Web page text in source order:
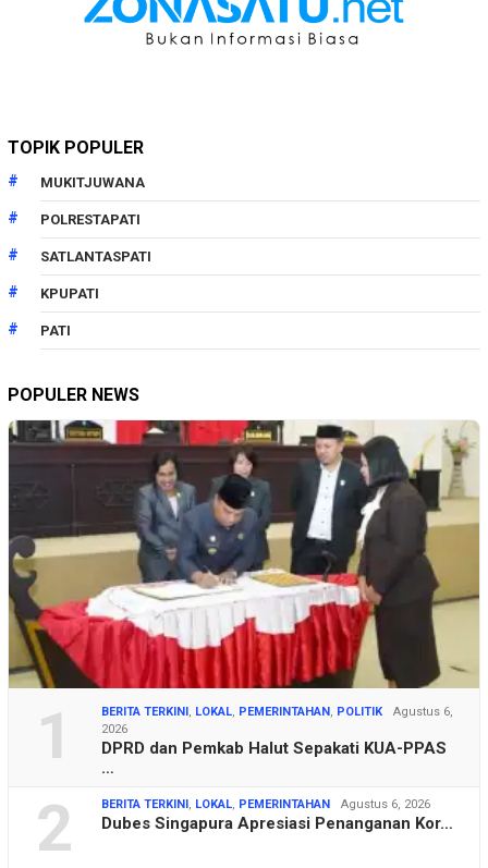
TOPIK POPULER
MUKITJUWANA
POLRESTAPATI
SATLANTASPATI
KPUPATI
PATI
POPULER NEWS
1 BERITA TERKINI LOKAL PEMERINTAHAN POLITIK
Agustus 6,
2026
DPRD dan Pemkab Halut Sepakati KUA-PPAS
…
2 BERITA TERKINI LOKAL PEMERINTAHAN Agustus 6, 2026
Dubes Singapura Apresiasi Penanganan Kor…